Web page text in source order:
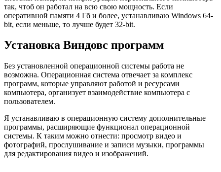
так, чтоб он работал на всю свою мощность. Если
оперативной памяти 4 Гб и более, устанавливаю Windows 64-
bit, если меньше, то лучше будет 32-bit.
Установка Виндовс программ
Без установленной операционной системы работа не
возможна. Операционная система отвечает за комплекс
программ, которые управляют работой и ресурсами
компьютера, организует взаимодействие компьютера с
пользователем.
Я устанавливаю в операционную систему дополнительные
программы, расширяющие функционал операционной
системы. К таким можно отнести: просмотр видео и
фотографий, прослушивание и записи музыки, программы
для редактирования видео и изображений.